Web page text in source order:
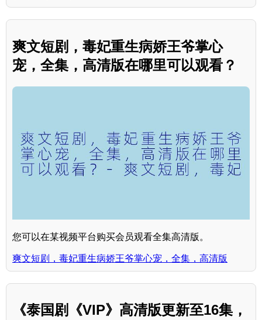
爽文短剧，毒妃重生病娇王爷掌心
宠，全集，高清版在哪里可以观看？
您可以在某视频平台购买会员观看全集高清版。
爽文短剧，毒妃重生病娇王爷掌心宠，全集，高清版
《泰国剧《VIP》高清版更新至16集，